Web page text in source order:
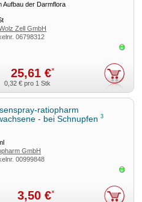
Aufbau der Darmflora
Zell GmbH
06798312
25,61 €*
0,32 € pro 1 Stk
ratiopharm
- bei Schnupfen3
GmbH
00999848
3,50 €*